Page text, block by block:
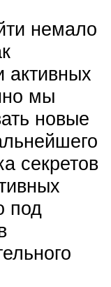
немало
активных
мы
новые
секретов
под